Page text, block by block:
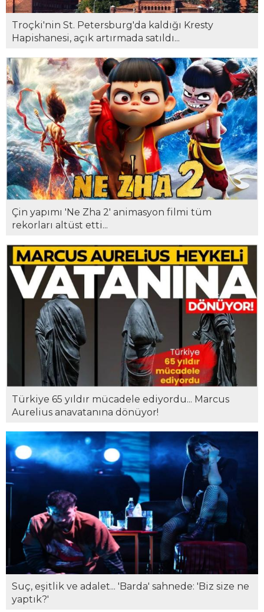
Troçki'nin St. Petersburg'da kaldığı Kresty
Hapishanesi, açık artırmada satıldı...
Çin yapımı 'Ne Zha 2' animasyon filmi tüm
rekorları altüst etti...
Türkiye 65 yıldır mücadele ediyordu... Marcus
Aurelius anavatanına dönüyor!
Suç, eşitlik ve adalet... 'Barda' sahnede: 'Biz size ne
yaptık?'